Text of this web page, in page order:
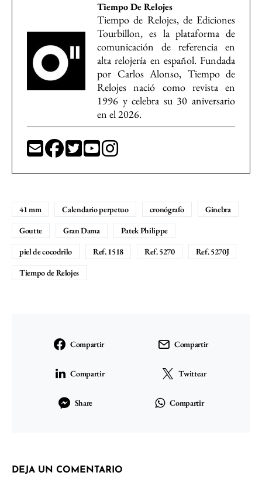
Tiempo De Relojes
Tiempo de Relojes, de Ediciones
Tourbillon, es la plataforma de
comunicación de referencia en
alta relojería en español. Fundada
por Carlos Alonso, Tiempo de
Relojes nació como revista en
1996 y celebra su 30 aniversario
en el 2026.
41 mm Calendario perpetuo cronógrafo
Ginebra
Goutte
Gran Dama
Patek Philippe
piel de cocodrilo
Ref. 1518 Ref. 5270
Ref. 5270J
Tiempo de Relojes
Compartir Compartir
Compartir Twittear
Share Compartir
DEJA UN COMENTARIO